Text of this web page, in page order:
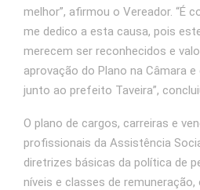
melhor”, afirmou o Vereador. “É
me dedico a esta causa, pois
merecem ser reconhecidos e
aprovação do Plano na Câmara
junto ao prefeito Taveira”,
O plano de cargos, carreiras e
profissionais da Assistência
diretrizes básicas da política de
níveis e classes de remuneração,